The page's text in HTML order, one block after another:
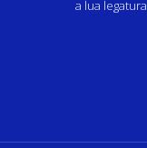
a lua legatura